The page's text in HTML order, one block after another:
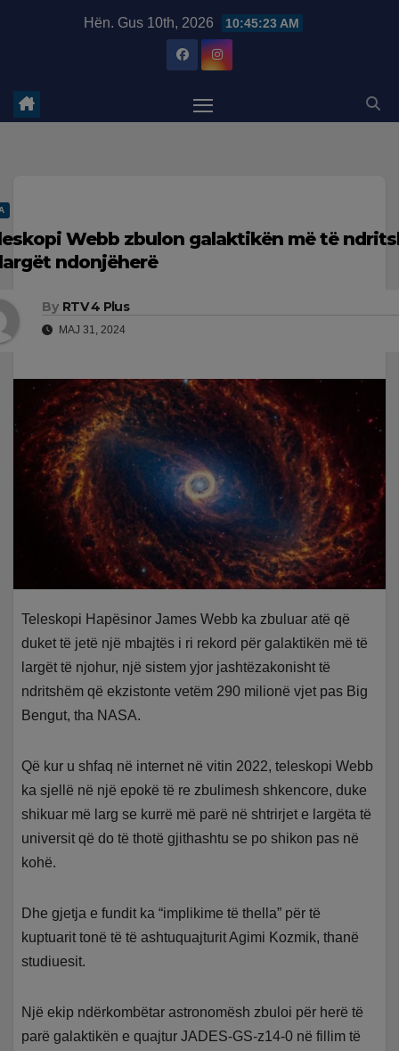
Hën. Gus 10th, 2026 10:45:24 AM
Webb zbulon galaktikën më të
ndonjëherë
By RTV 4 Plus
MAJ 31, 2024
Teleskopi Hapësinor James Webb ka zbuluar atë që
duket të jetë një mbajtës i ri rekord për galaktikën më të
largët të njohur, një sistem yjor jashtëzakonisht të
ndritshëm që ekzistonte vetëm 290 milionë vjet pas Big
Bengut, tha NASA.
Që kur u shfaq në internet në vitin 2022, teleskopi Webb
ka sjellë në një epokë të re zbulimesh shkencore, duke
shikuar më larg se kurrë më parë në shtrirjet e largëta të
universit që do të thotë gjithashtu se po shikon pas në
kohë.
Dhe gjetja e fundit ka “implikime të thella” për të
kuptuarit tonë të të ashtuquajturit Agimi Kozmik, thanë
studiuesit.
Një ekip ndërkombëtar astronomësh zbuloi për herë të
parë galaktikën e quajtur JADES-GS-z14-0 në fillim të